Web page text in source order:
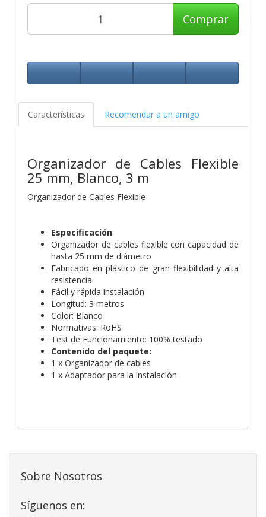
Comprar
Características Recomendar a un amigo
Organizador de Cables Flexible
25 mm, Blanco, 3 m
Organizador de Cables Flexible
Especificación:
Organizador de cables flexible con capacidad de
hasta 25 mm de diámetro
Fabricado en plástico de gran flexibilidad y alta
resistencia
Fácil y rápida instalación
Longitud: 3 metros
Color: Blanco
Normativas: RoHS
Test de Funcionamiento: 100% testado
Contenido del paquete:
1 x Organizador de cables
1 x Adaptador para la instalación
Sobre Nosotros
Síguenos en: